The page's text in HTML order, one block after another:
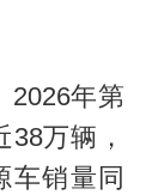
2026年第
万辆，
车销量同